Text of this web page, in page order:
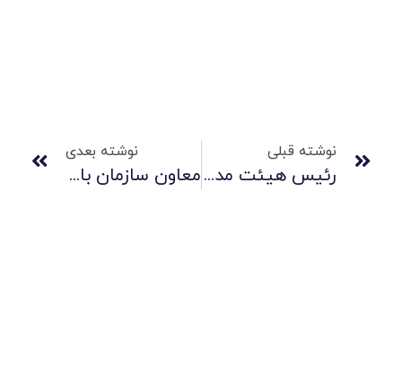
نوشته قبلی
رئیس هیئت مدیره شستا درگذشت
نوشته بعدی
معاون سازمان بازرسی: انتقال تجربیات سامانه‌های شفافیت شستا به دیگران فراهم شود